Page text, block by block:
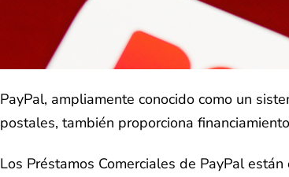
PayPal, ampliamente conocido como un
postales, también proporciona
Los Préstamos Comerciales de PayPal